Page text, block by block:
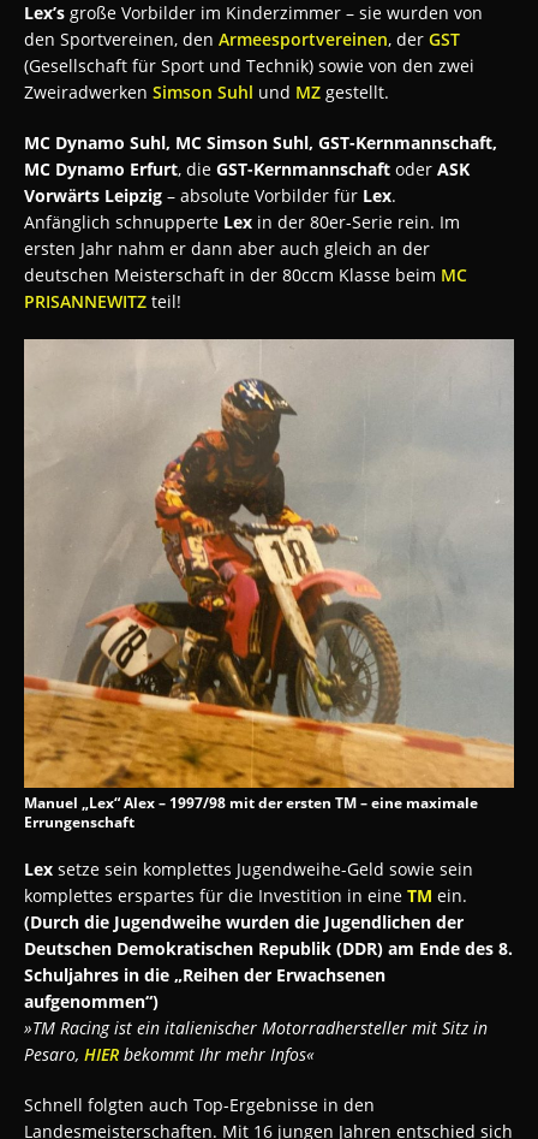
Lex’s große Vorbilder im Kinderzimmer – sie wurden von
den Sportvereinen, den Armeesportvereinen, der GST
(Gesellschaft für Sport und Technik) sowie von den zwei
Zweiradwerken Simson Suhl und MZ gestellt.
MC Dynamo Suhl, MC Simson Suhl, GST-Kernmannschaft,
MC Dynamo Erfurt, die GST-Kernmannschaft oder ASK
Vorwärts Leipzig – absolute Vorbilder für Lex.
Anfänglich schnupperte Lex in der 80er-Serie rein. Im
ersten Jahr nahm er dann aber auch gleich an der
deutschen Meisterschaft in der 80ccm Klasse beim MC
PRISANNEWITZ teil!
Manuel „Lex“ Alex – 1997/98 mit der ersten TM – eine maximale
Errungenschaft
Lex setze sein komplettes Jugendweihe-Geld sowie sein
komplettes erspartes für die Investition in eine TM ein.
(Durch die Jugendweihe wurden die Jugendlichen der
Deutschen Demokratischen Republik (DDR) am Ende des 8.
Schuljahres in die „Reihen der Erwachsenen
aufgenommen“)
»TM Racing ist ein italienischer Motorradhersteller mit Sitz in
Pesaro, HIER bekommt Ihr mehr Infos«
Schnell folgten auch Top-Ergebnisse in den
Landesmeisterschaften. Mit 16 jungen Jahren entschied sich